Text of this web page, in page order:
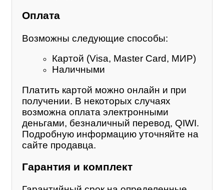
Оплата
Возможны следующие способы:
Картой (Visa, Master Card, МИР)
Наличными
Платить картой можно онлайн и при
получении. В некоторых случаях
возможна оплата электронными
деньгами, безналичный перевод, QIWI.
Подробную информацию уточняйте на
сайте продавца.
Гарантия и комплект